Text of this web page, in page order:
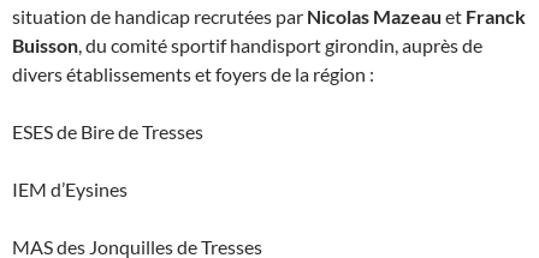
situation de handicap recrutées par Nicolas Mazeau et Franck
Buisson, du comité sportif handisport girondin, auprès de
divers établissements et foyers de la région :
ESES de Bire de Tresses
IEM d’Eysines
MAS des Jonquilles de Tresses